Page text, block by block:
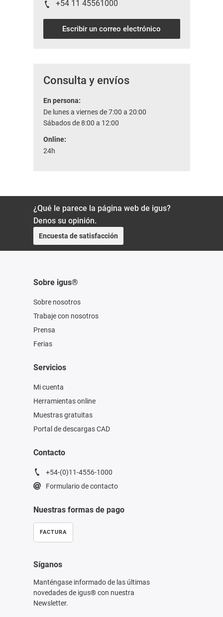
+54 11 45561000
Escribir un correo electrónico
Consulta y envíos
En persona:
De lunes a viernes de 7:00 a 20:00
Sábados de 8:00 a 12:00
Online:
24h
¿Qué le parece la página web de igus?
Denos su opinión.
Encuesta de satisfacción
Sobre igus®
Sobre nosotros
Trabaje con nosotros
Prensa
Ferias
Servicios
Mi cuenta
Herramientas online
Muestras gratuitas
Portal de descargas CAD
Contacto
+54-(0)11-4556-1000
Formulario de contacto
Nuestras formas de pago
FACTURA
Síganos
Manténgase informado de las últimas
novedades de igus® con nuestra
Newsletter.